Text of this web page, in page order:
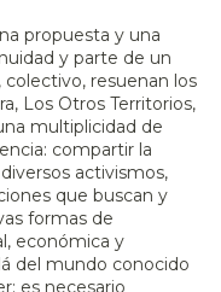
propuesta y una
y parte de un
resuenan los
Los Otros Territorios,
multiplicidad de
compartir la
activismos,
que buscan y
formas de
económica y
del mundo conocido
es necesario